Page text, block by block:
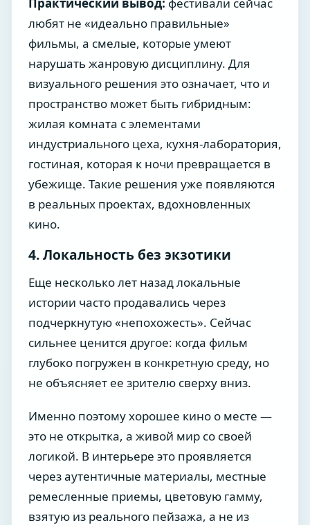
любят не «идеально правильные»
фильмы, а смелые, которые умеют
нарушать жанровую дисциплину. Для
визуального решения это означает, что и
пространство может быть гибридным:
жилая комната с элементами
индустриального цеха, кухня-лаборатория,
гостиная, которая к ночи превращается в
убежище. Такие решения уже появляются
в реальных проектах, вдохновленных
кино.
4. Локальность без экзотики
Еще несколько лет назад локальные
истории часто продавались через
подчеркнутую «непохожесть». Сейчас
сильнее ценится другое: когда фильм
глубоко погружен в конкретную среду, но
не объясняет ее зрителю сверху вниз.
Именно поэтому хорошее кино о месте —
это не открытка, а живой мир со своей
логикой. В интерьере это проявляется
через аутентичные материалы, местные
ремесленные приемы, цветовую гамму,
взятую из реального пейзажа, а не из